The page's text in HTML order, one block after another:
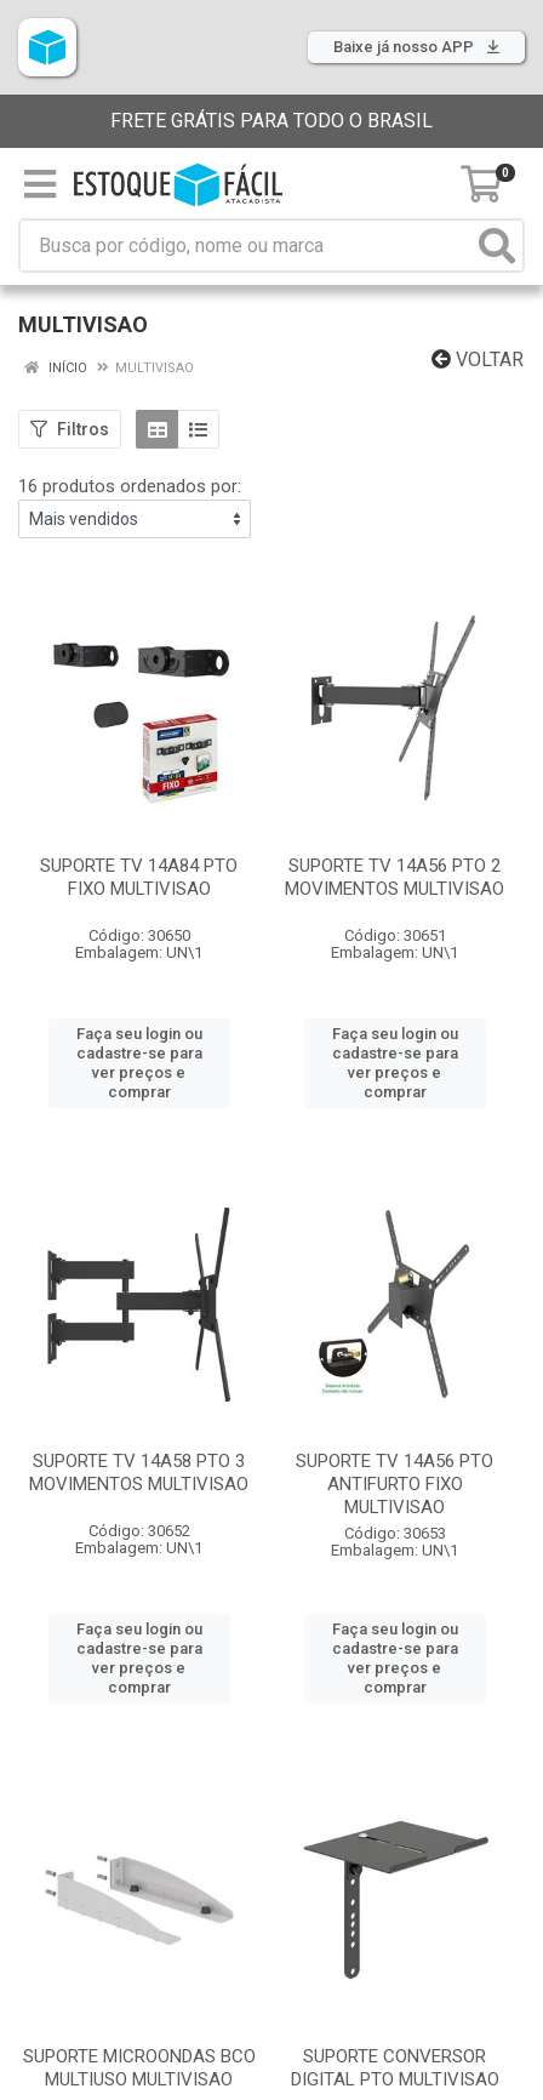
Baixe já nosso APP
FRETE GRÁTIS PARA TODO O BRASIL
0
MULTIVISAO
VOLTAR
INÍCIO MULTIVISAO
Filtros
16 produtos ordenados por:
SUPORTE TV 14A84 PTO
FIXO MULTIVISAO
Código: 30650
Embalagem: UN\1
Faça seu login ou
cadastre-se para
ver preços e
comprar
SUPORTE TV 14A56 PTO 2
MOVIMENTOS MULTIVISAO
Código: 30651
Embalagem: UN\1
Faça seu login ou
cadastre-se para
ver preços e
comprar
SUPORTE TV 14A58 PTO 3
MOVIMENTOS MULTIVISAO
Código: 30652
Embalagem: UN\1
Faça seu login ou
cadastre-se para
ver preços e
comprar
SUPORTE TV 14A56 PTO
ANTIFURTO FIXO
MULTIVISAO
Código: 30653
Embalagem: UN\1
Faça seu login ou
cadastre-se para
ver preços e
comprar
SUPORTE MICROONDAS BCO
MULTIUSO MULTIVISAO
SUPORTE CONVERSOR
DIGITAL PTO MULTIVISAO